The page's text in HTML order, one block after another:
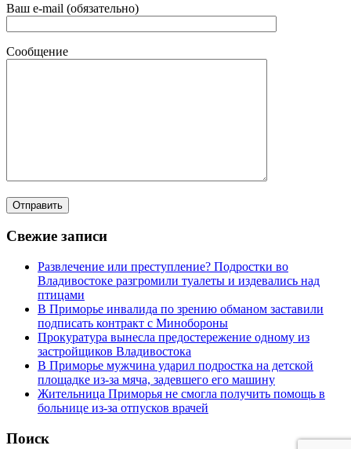
Ваш e-mail (обязательно)
Сообщение
Свежие записи
Развлечение или преступление? Подростки во
Владивостоке разгромили туалеты и издевались над
птицами
В Приморье инвалида по зрению обманом заставили
подписать контракт с Минобороны
Прокуратура вынесла предостережение одному из
застройщиков Владивостока
В Приморье мужчина ударил подростка на детской
площадке из-за мяча, задевшего его машину
Жительница Приморья не смогла получить помощь в
больнице из-за отпусков врачей
Поиск